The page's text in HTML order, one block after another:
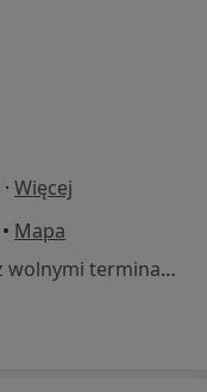
· Więcej
• Mapa
Brak dostępnych specjalistów z wolnymi terminami w tym centrum medycznym.